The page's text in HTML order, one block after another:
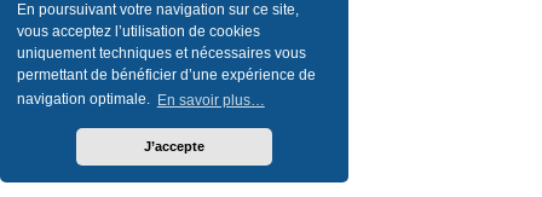
En poursuivant votre navigation sur ce site,
vous acceptez l’utilisation de cookies
uniquement techniques et nécessaires vous
permettant de bénéficier d’une expérience de
navigation optimale. En savoir plus…
J’accepte